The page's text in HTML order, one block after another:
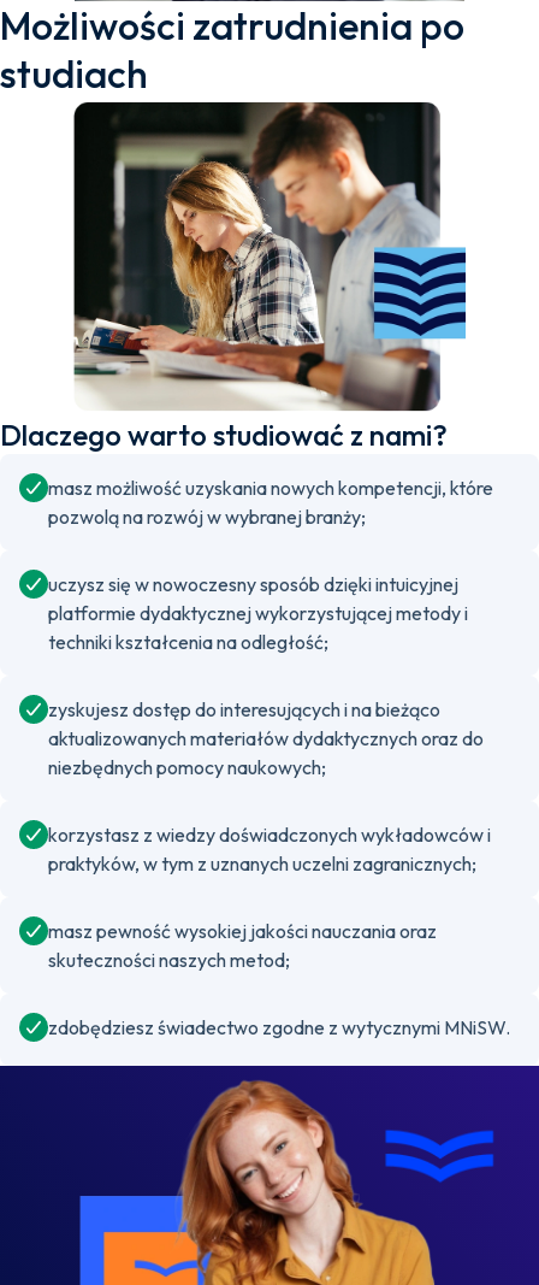
Możliwości zatrudnienia po
studiach
Dlaczego warto studiować z nami?
masz możliwość uzyskania nowych kompetencji, które
pozwolą na rozwój w wybranej branży;
uczysz się w nowoczesny sposób dzięki intuicyjnej
platformie dydaktycznej wykorzystującej metody i
techniki kształcenia na odległość;
zyskujesz dostęp do interesujących i na bieżąco
aktualizowanych materiałów dydaktycznych oraz do
niezbędnych pomocy naukowych;
korzystasz z wiedzy doświadczonych wykładowców i
praktyków, w tym z uznanych uczelni zagranicznych;
masz pewność wysokiej jakości nauczania oraz
skuteczności naszych metod;
zdobędziesz świadectwo zgodne z wytycznymi MNiSW.